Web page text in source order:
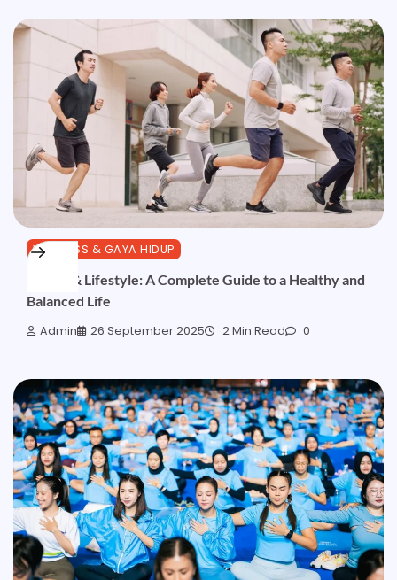
WELLNESS & GAYA HIDUP
Health & Lifestyle: A Complete Guide to a Healthy and
Balanced Life
Admin 26 September 2025 2 Min Read 0